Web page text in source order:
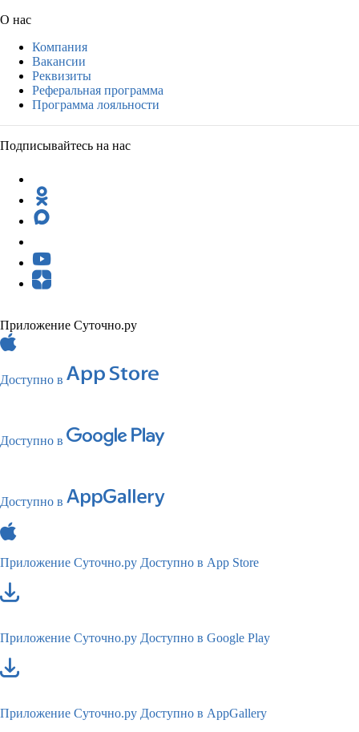
О нас
Компания
Вакансии
Реквизиты
Реферальная программа
Программа лояльности
Подписывайтесь на нас
Приложение Суточно.ру
Доступно в
Доступно в
Доступно в
Приложение Суточно.ру Доступно в App Store
Приложение Суточно.ру Доступно в Google Play
Приложение Суточно.ру Доступно в AppGallery